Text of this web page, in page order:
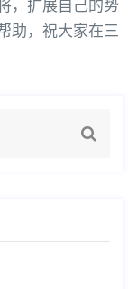
，扩展自己的势
助，祝大家在三